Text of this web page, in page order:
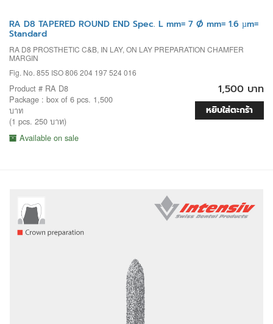
RA D8 TAPERED ROUND END Spec. L mm= 7 Ø mm= 1.6 µm=
Standard
RA D8 PROSTHETIC C&B, IN LAY, ON LAY PREPARATION CHAMFER
MARGIN
Fig. No. 855 ISO 806 204 197 524 016
Product # RA D8
Package : box of 6 pcs. 1,500
บาท
(1 pcs. 250 บาท)
Available on sale
1,500 บาท
หยิบใส่ตะกร้า